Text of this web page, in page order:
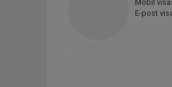
Mobil
E-post